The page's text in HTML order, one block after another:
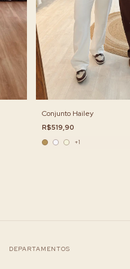
Conjunto Hailey
R$519,90
+1
DEPARTAMENTOS